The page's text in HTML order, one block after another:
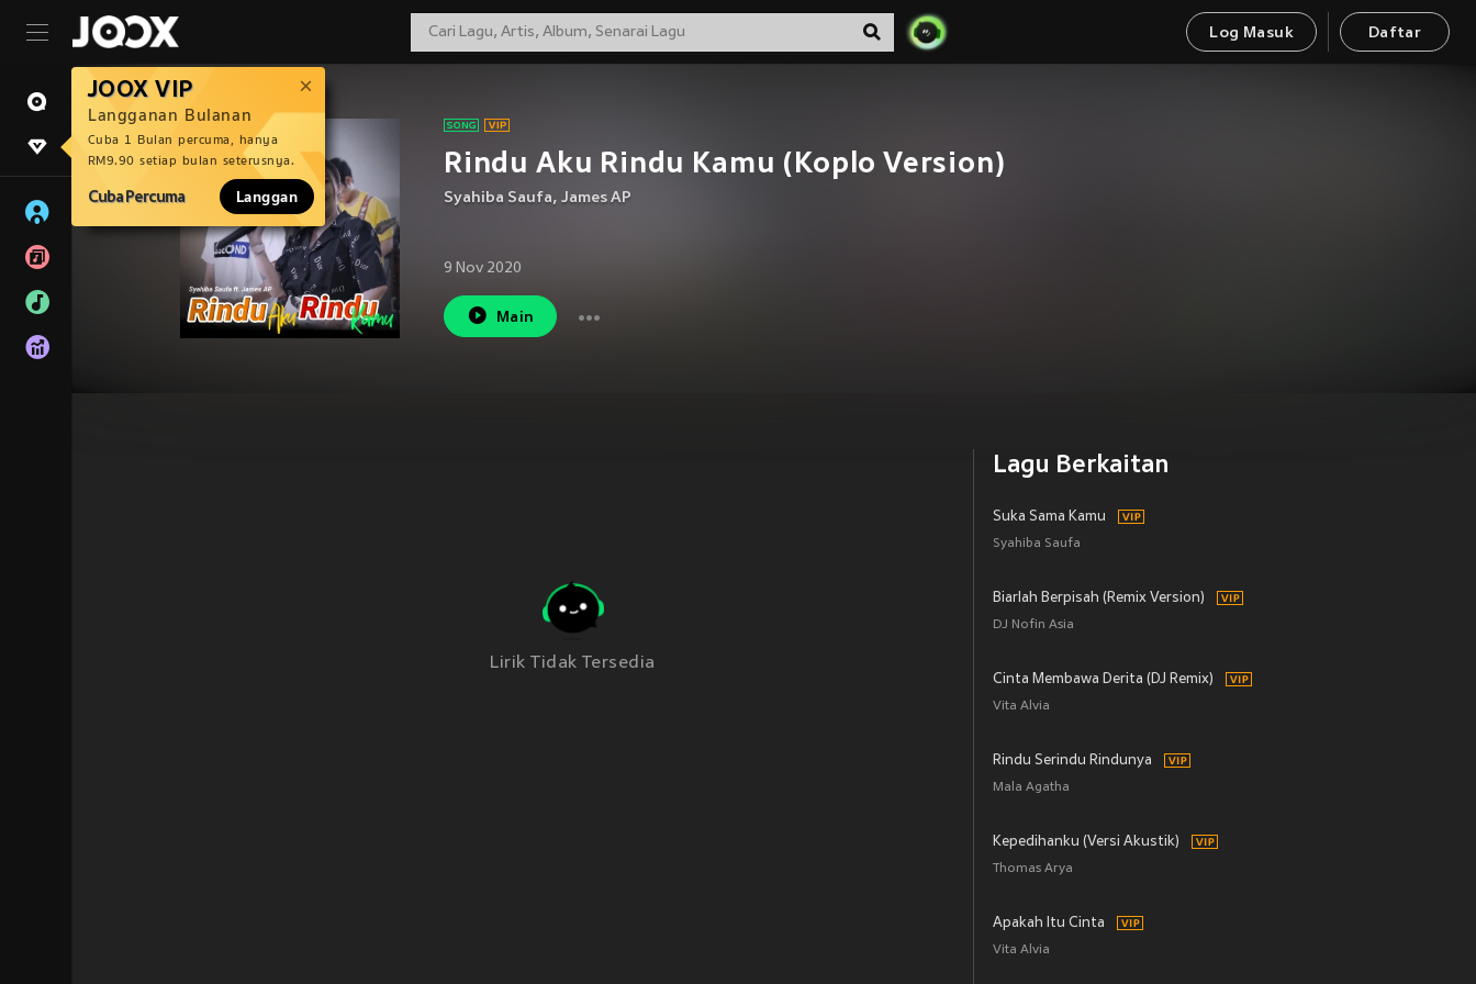
Log Masuk Daftar
JOOX VIP
Langganan Bulanan
Cuba 1 Bulan percuma, hanya
RM9.90 setiap bulan seterusnya.
Cuba Percuma Langgan
Rindu Aku Rindu Kamu (Koplo Version)
Syahiba Saufa, James AP
9 Nov 2020
Main
Lirik Tidak Tersedia
Lagu Berkaitan
Suka Sama Kamu
Syahiba Saufa
Biarlah Berpisah (Remix Version)
DJ Nofin Asia
Cinta Membawa Derita (DJ Remix)
Vita Alvia
Rindu Serindu Rindunya
Mala Agatha
Kepedihanku (Versi Akustik)
Thomas Arya
Apakah Itu Cinta
Vita Alvia